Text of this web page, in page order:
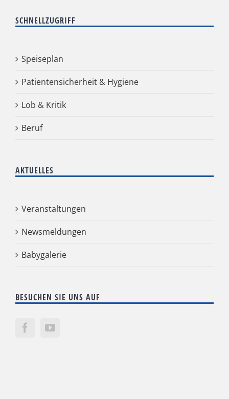
SCHNELLZUGRIFF
Speiseplan
Patientensicherheit & Hygiene
Lob & Kritik
Beruf
AKTUELLES
Veranstaltungen
Newsmeldungen
Babygalerie
BESUCHEN SIE UNS AUF